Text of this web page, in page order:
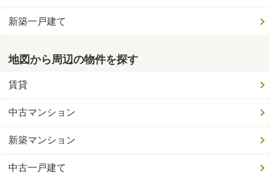
新築一戸建て
地図から周辺の物件を探す
賃貸
中古マンション
新築マンション
中古一戸建て